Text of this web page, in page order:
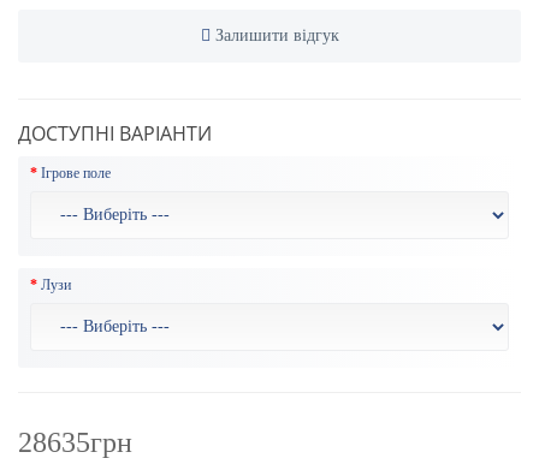
Залишити відгук
ДОСТУПНІ ВАРІАНТИ
Ігрове поле
Лузи
28635грн